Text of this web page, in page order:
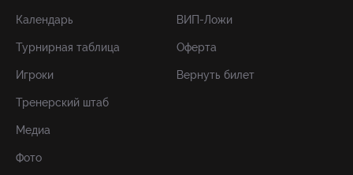
Календарь
Турнирная таблица
Игроки
Тренерский штаб
Медиа
Фото
ВИП-Ложи
Оферта
Вернуть билет